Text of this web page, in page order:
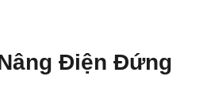
Điện Đứng